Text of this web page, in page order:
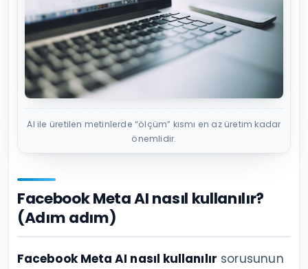
AI ile üretilen metinlerde “ölçüm” kısmı en az üretim kadar
önemlidir.
Facebook Meta AI nasıl kullanılır?
(Adım adım)
Facebook Meta AI nasıl kullanılır sorusunun